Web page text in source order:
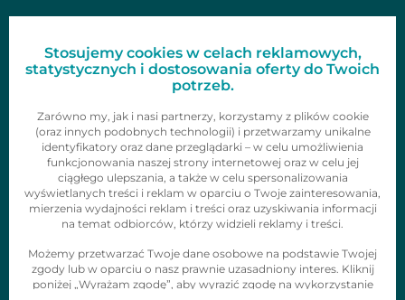
Stosujemy cookies w celach reklamowych,
statystycznych i dostosowania oferty do Twoich
potrzeb.
Zarówno my, jak i nasi partnerzy, korzystamy z plików cookie
(oraz innych podobnych technologii) i przetwarzamy unikalne
identyfikatory oraz dane przeglądarki – w celu umożliwienia
funkcjonowania naszej strony internetowej oraz w celu jej
ciągłego ulepszania, a także w celu spersonalizowania
wyświetlanych treści i reklam w oparciu o Twoje zainteresowania,
mierzenia wydajności reklam i treści oraz uzyskiwania informacji
na temat odbiorców, którzy widzieli reklamy i treści.
Możemy przetwarzać Twoje dane osobowe na podstawie Twojej
zgody lub w oparciu o nasz prawnie uzasadniony interes. Kliknij
poniżej „Wyrażam zgodę”, aby wyrazić zgodę na wykorzystanie
Oferta
Gazetki
Zainspiruj się
Skontaktuj się z nami
Obserwuj nas